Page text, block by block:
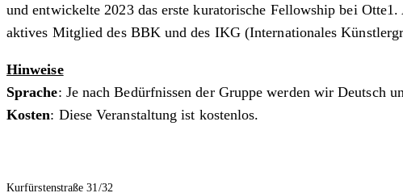
und entwickelte 2023 das erste kuratorische Fellowship bei
aktives Mitglied des BBK und des IKG (Internationales
Hinweise
Sprache: Je nach Bedürfnissen der Gruppe werden wir Deutsch
Kosten: Diese Veranstaltung ist kostenlos.
Kurfürstenstraße 31/32